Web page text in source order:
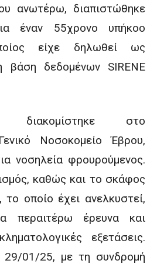
ανωτέρω, διαπιστώθηκε
έναν 55χρονο υπήκοο
είχε δηλωθεί ως
βάση δεδομένων SIRENE
στο
Νοσοκομείο Έβρου,
νοσηλεία φρουρούμενος.
καθώς και το σκάφος
οποίο έχει ανελκυστεί,
περαιτέρω έρευνα και
εξετάσεις.
29/01/25, με τη συνδρομή